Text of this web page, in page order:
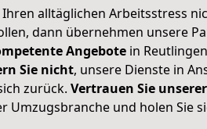
alltäglichen Arbeitsstress
dann übernehmen unsere
Angebote in
Sie nicht, unsere Dienste in
zurück. Vertrauen Sie
Umzugsbranche und holen Sie